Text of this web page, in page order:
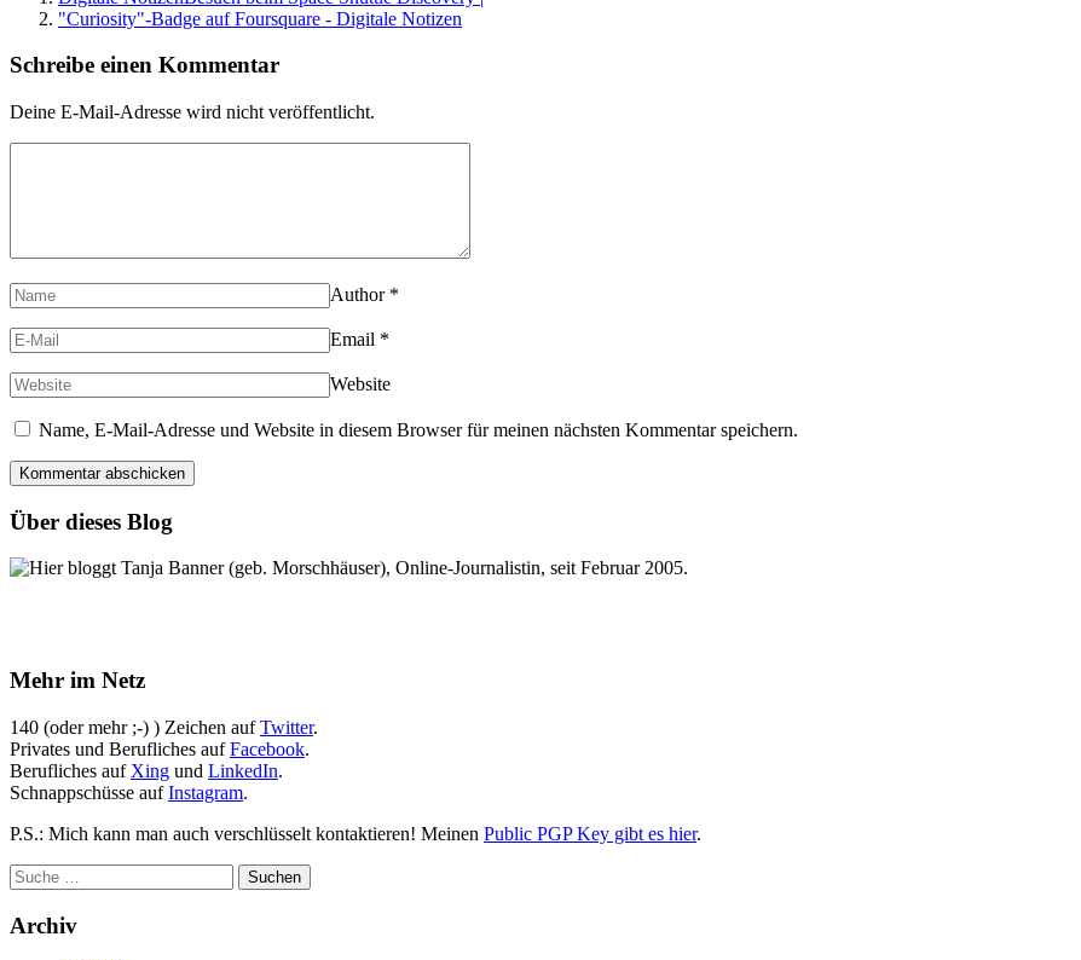
"Curiosity"-Badge auf Foursquare - Digitale Notizen
Schreibe einen Kommentar
Deine E-Mail-Adresse wird nicht veröffentlicht.
Author *
Email *
Website
Name, E-Mail-Adresse und Website in diesem Browser für meinen nächsten Kommentar speichern.
Über dieses Blog
Hier bloggt Tanja Banner (geb. Morschhäuser), Online-Journalistin, seit Februar 2005.
Mehr im Netz
140 (oder mehr ;-) ) Zeichen aufTwitter.
Privates und Berufliches aufFacebook.
Berufliches auf Xing und LinkedIn.
Schnappschüsse aufInstagram.
P.S.: Mich kann man auch verschlüsselt kontaktieren! Meinen Public PGP Key gibt es hier.
Archiv